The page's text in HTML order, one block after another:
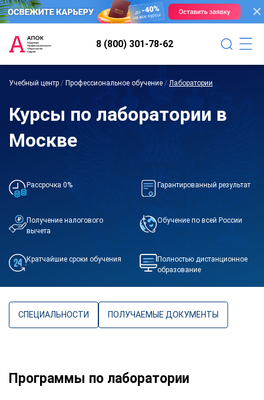
8 (800) 301-78-62
Учебный центр / Профессиональное обучение / Лаборатории
Курсы по лаборатории в
Москве
Рассрочка 0% Гарантированный результат
Получение налогового
вычета
Обучение по всей России
Кратчайшие сроки обучения
Полностью дистанционное
образование
СПЕЦИАЛЬНОСТИ ПОЛУЧАЕМЫЕ ДОКУМЕНТЫ
Программы по лаборатории